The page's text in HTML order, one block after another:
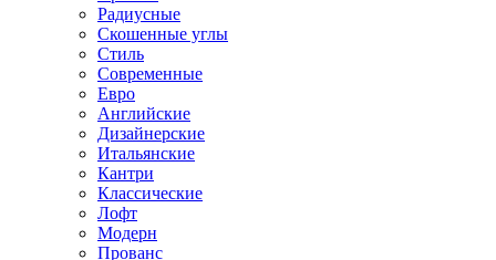
Радиусные
Скошенные углы
Стиль
Современные
Евро
Английские
Дизайнерские
Итальянские
Кантри
Классические
Лофт
Модерн
Прованс